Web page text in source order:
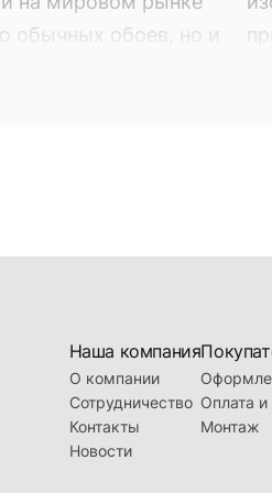
обычных обоев, но и
Наша компания
О компании
Сотрудничество
Контакты
Новости
Оплата и
Монтаж